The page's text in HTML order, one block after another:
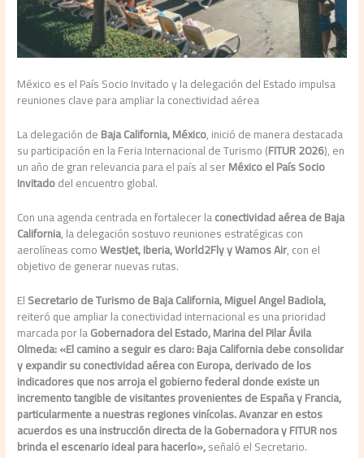
México es el País Socio Invitado y la delegación del Estado impulsa
reuniones clave para ampliar la conectividad aérea
La delegación deBaja California, México, inició de manera destacada
su participación en la Feria Internacional de Turismo (FITUR 2026), en
un año de gran relevancia para el país al serMéxico el País Socio
Invitadodel encuentro global.
Con una agenda centrada en fortalecer laconectividad aérea de Baja
California, la delegación sostuvo reuniones estratégicas con
aerolíneas comoWestJet, Iberia, World2Fly y Wamos Air, con el
objetivo de generar nuevas rutas.
ElSecretario de Turismo de Baja California, Miguel Angel Badiola,
reiteró que ampliar la conectividad internacional es una prioridad
marcada por laGobernadora del Estado, Marina del Pilar Ávila
Olmeda:«El camino a seguir es claro: Baja California debe consolidar
y expandir su conectividad aérea con Europa, derivado de los
indicadores que nos arroja el gobierno federal donde existe un
incremento tangible de visitantes provenientes de España y Francia,
particularmente a nuestras regiones vinícolas. Avanzar en estos
acuerdos es una instrucción directa de la Gobernadora y FITUR nos
brinda el escenario ideal para hacerlo»,señaló el Secretario.